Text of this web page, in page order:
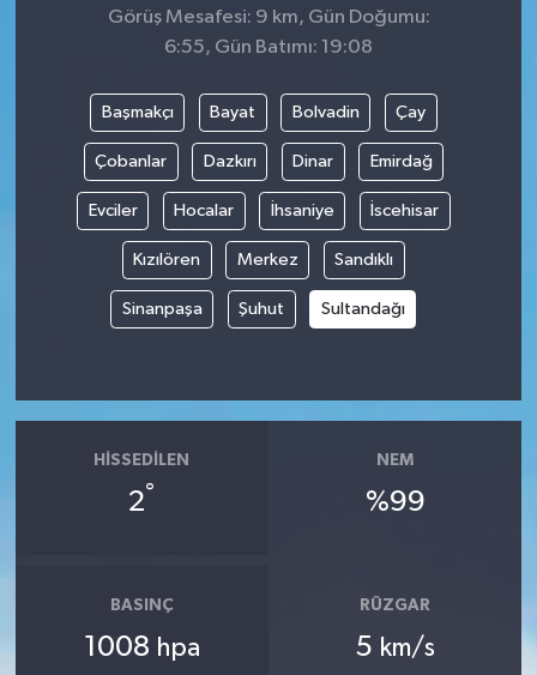
Görüş Mesafesi: 9 km, Gün Doğumu:
6:55, Gün Batımı: 19:08
Başmakçı Bayat Bolvadin Çay
Çobanlar Dazkırı Dinar Emirdağ
Evciler Hocalar İhsaniye İscehisar
Kızılören Merkez Sandıklı
Sinanpaşa Şuhut Sultandağı
HISSEDILEN
2°
NEM
%99
BASINÇ
1008 hpa
RÜZGAR
5 km/s
Sağlık & Yaşam
Spor
Yaşam